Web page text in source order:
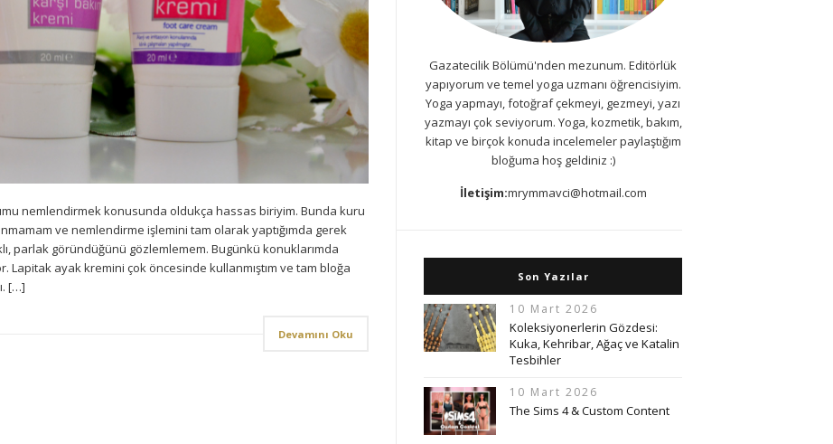
nemlendirmek konusunda oldukça hassas biriyim. Bunda kuru
ve nemlendirme işlemini tam olarak yaptığımda gerek
parlak göründüğünü gözlemlemem. Bugünkü konuklarımda
ayak kremini çok öncesinde kullanmıştım ve tam bloğa
[…]
Devamını Oku
Gazatecilik Bölümü'nden mezunum. Editörlük
yapıyorum ve temel yoga uzmanı öğrencisiyim.
Yoga yapmayı, fotoğraf çekmeyi, gezmeyi, yazı
yazmayı çok seviyorum. Yoga, kozmetik, bakım,
kitap ve birçok konuda incelemeler paylaştığım
bloğuma hoş geldiniz :)
İletişim:mrymmavci@hotmail.com
Son Yazılar
10 Mart 2026
Koleksiyonerlerin Gözdesi:
Kuka, Kehribar, Ağaç ve Katalin
Tesbihler
10 Mart 2026
The Sims 4 & Custom Content